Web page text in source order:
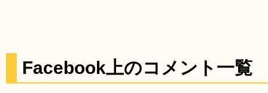
Facebook上のコメント一覧